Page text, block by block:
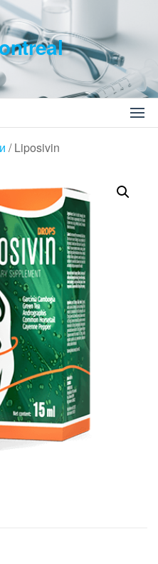
/ Liposivin